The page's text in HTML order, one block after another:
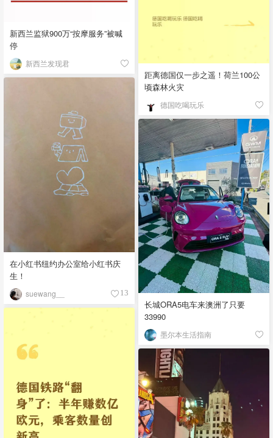
新西兰监狱900万“按摩服务”被喊
停
新西兰发现君
距离德国仅一步之遥！荷兰100公
顷森林火灾
德国吃喝玩乐
在小红书纽约办公室给小红书庆
生！
suewang__ 13
长城ORA5电车来澳洲了只要
33990
墨尔本生活指南